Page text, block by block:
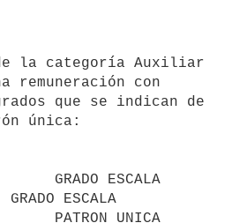
remuneración con
que se indican de
única:
ESCALA